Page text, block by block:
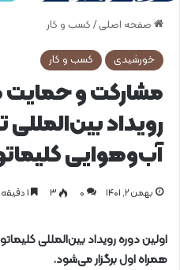
صفحه اصلی / کسب و کار
خورشیدی کسب و کار
مشارکت و حمایت
رویداد بین‌المللی
آب‌وهوایی
بهمن ۲, ۱۴۰۱ 0 ۳
اولین دوره رویداد بین‌المللی
همراه اول برگزار می‌شود.